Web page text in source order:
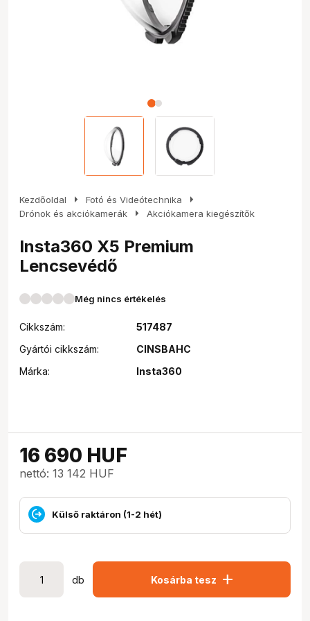
Kezdőoldal arrow_right Fotó és Videótechnika arrow_right
Drónok és akciókamerák arrow_right Akciókamera kiegészítők
Insta360 X5 Premium
Lencsevédő
Még nincs értékelés
Cikkszám:
517487
Gyártói cikkszám:
CINSBAHC
Márka:
Insta360
16 690 HUF
nettó: 13 142 HUF
Külső raktáron (1-2 hét)
db Kosárba tesz add